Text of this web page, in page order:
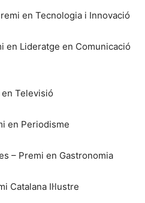
en Tecnologia i Innovació
Lideratge en Comunicació
Televisió
Periodisme
Premi en Gastronomia
Il·lustre